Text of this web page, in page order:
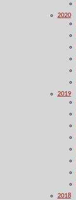
2020
2019
2018